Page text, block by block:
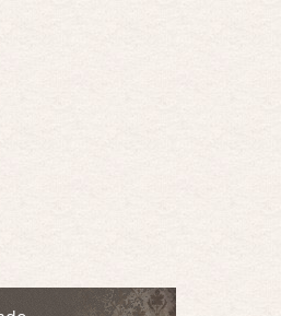
en castellano, está …